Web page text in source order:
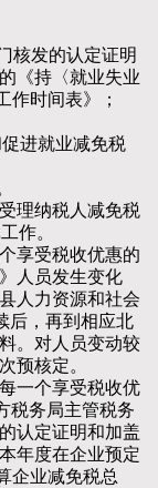
发的认定证明
《持〈就业失业
作时间表》；
进就业减免税
理纳税人减免税
作。
享受税收优惠的
人员发生变化
人力资源和社会
后，再到相应北
。对人员变动较
预核定。
一个享受税收优
税务局主管税务
认定证明和加盖
年度在企业预定
企业减免税总